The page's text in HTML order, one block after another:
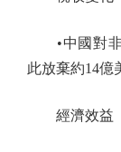
•中國對非
此放棄約14億
經濟效益